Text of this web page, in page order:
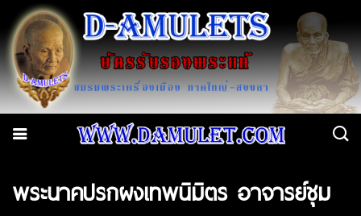
พระนาคปรกผงเทพนิมิตร อาจารย์ชุม